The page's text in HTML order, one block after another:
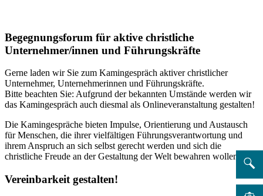
Begegnungsforum für aktive christliche
Unternehmer/innen und Führungskräfte
Gerne laden wir Sie zum Kamingespräch aktiver christlicher
Unternehmer, Unternehmerinnen und Führungskräfte.
Bitte beachten Sie: Aufgrund der bekannten Umstände werden wir
das Kamingespräch auch diesmal als Onlineveranstaltung gestalten!
Die Kamingespräche bieten Impulse, Orientierung und Austausch
für Menschen, die ihrer vielfältigen Führungsverantwortung und
ihrem Anspruch an sich selbst gerecht werden und sich die
christliche Freude an der Gestaltung der Welt bewahren wollen.
Vereinbarkeit gestalten!